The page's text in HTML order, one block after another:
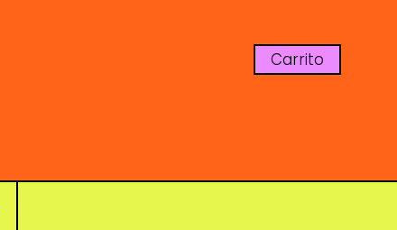
Carrito